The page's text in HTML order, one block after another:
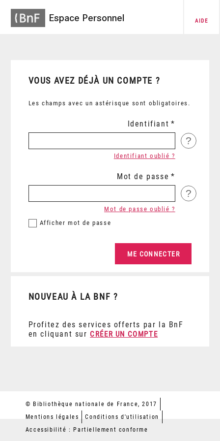
Espace Personnel AIDE
VOUS AVEZ DÉJÀ UN COMPTE ?
Les champs avec un astérisque sont obligatoires.
Identifiant
?
Identifiant oublié ?
Mot de passe
?
Afficher mot de passe
Mot de passe oublié ?
NOUVEAU À LA BNF ?
Profitez des services offerts par la BnF
en cliquant sur CRÉER UN COMPTE
© Bibliothèque nationale de France, 2017
Mentions légales
Conditions d'utilisation
Accessibilité : Partiellement conforme